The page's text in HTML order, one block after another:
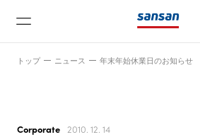
トップ ニュース 年末年始休業日のお知らせ
Corporate 2010. 12. 14